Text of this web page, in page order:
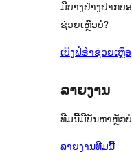
ມີບາງຢ່າງຢາກບ
ຊ່ວຍເຫຼືອບໍ?
ເບິ່ງຟໍຣຳຊ່ວຍເຫຼືອ
ລາຍງານ
ທີມນີ້ມີບັນຫາຫຼັກ
ລາຍງານທີມນີ້